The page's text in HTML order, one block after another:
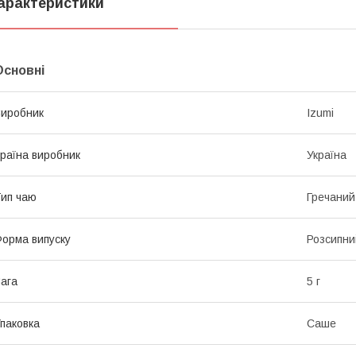
Izumi
виробник Україна
чаю Гречаний
випуску
5 г
Саше